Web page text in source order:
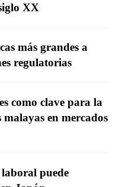
XX
más grandes a
regulatorias
como clave para la
en mercados
puede